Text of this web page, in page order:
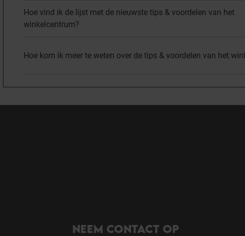
Hoe vind ik de lijst met de nieuwste tips & voordelen van het
winkelcentrum?
Hoe kom ik meer te weten over de tips & voordelen van het
NEEM CONTACT OP